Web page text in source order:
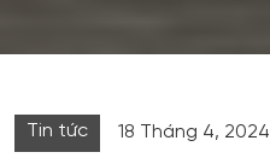
Tin tức 18 Tháng 4, 2024